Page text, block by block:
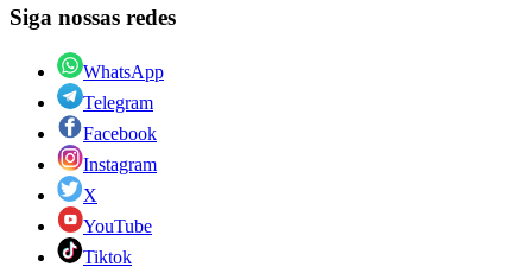
Siga nossas redes
WhatsApp
Telegram
Facebook
Instagram
X
YouTube
Tiktok